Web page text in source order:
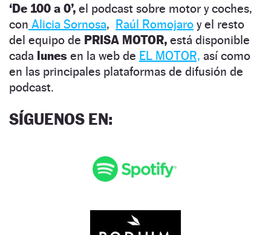
‘De 100 a 0’, el podcast sobre motor y coches,
con Alicia Sornosa, Raúl Romojaro y el resto
del equipo de PRISA MOTOR, está disponible
cada lunes en la web de EL MOTOR, así como
en las principales plataformas de difusión de
podcast.
SÍGUENOS EN: